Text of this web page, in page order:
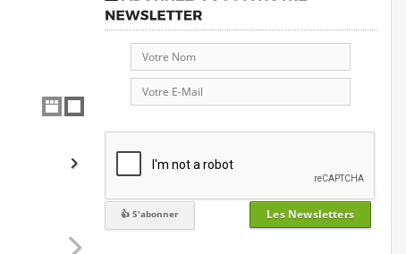
Les Newsletters